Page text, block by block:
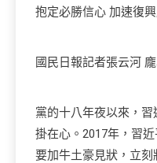
抱定必勝信心 加速復興
國民日報記者張云河
黨的十八年夜以來，
掛在心。2017年，習
要加牛土豪見狀，立